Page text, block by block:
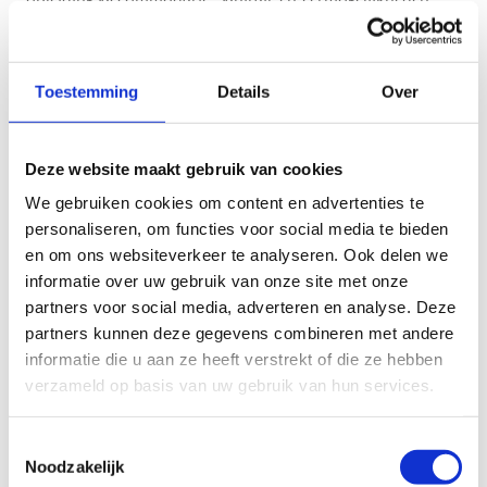
Toestemming Details Over
Deze website maakt gebruik van cookies
We gebruiken cookies om content en advertenties te
personaliseren, om functies voor social media te bieden
en om ons websiteverkeer te analyseren. Ook delen we
informatie over uw gebruik van onze site met onze
partners voor social media, adverteren en analyse. Deze
partners kunnen deze gegevens combineren met andere
informatie die u aan ze heeft verstrekt of die ze hebben
verzameld op basis van uw gebruik van hun services.
Noodzakelijk
laat staan dat ze nog zou beantwoorden aan de ambities
die Vlaanderen koestert in zijn watersportaanbod en de
Nieuwe doelgroepen
De organisatie van watersport gaat voor Sport Vlaanderen
veel verder dan een aanbod van sportklassen en
sportkampen. Jaarlijks nemen 2000 kinderen deel aan
sportkampen zeilen en surfen (in verschillende niveaus).
en kajakken. Nog eens 500 andere waterratten komen via